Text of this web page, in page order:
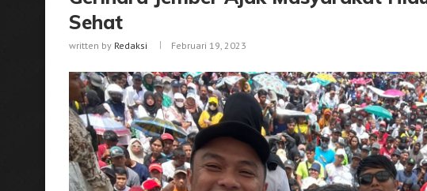
Sehat
written by Redaksi Februari 19, 2023